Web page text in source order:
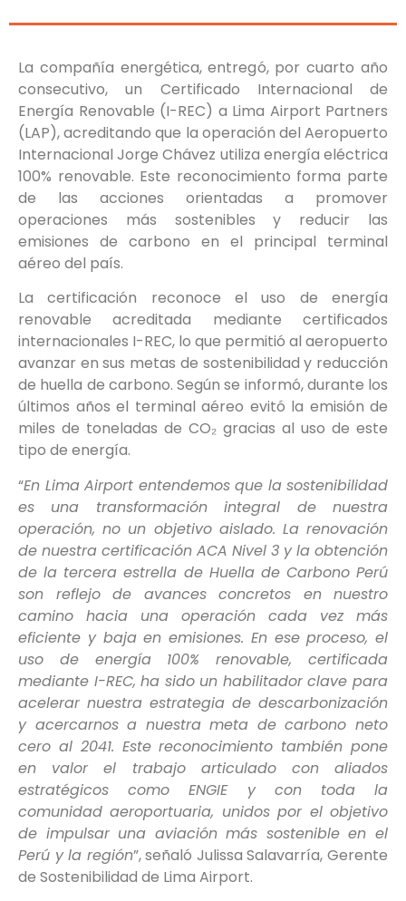
La compañía energética, entregó, por cuarto año
consecutivo, un Certificado Internacional de
Energía Renovable (I-REC) a Lima Airport Partners
(LAP), acreditando que la operación del Aeropuerto
Internacional Jorge Chávez utiliza energía eléctrica
100% renovable. Este reconocimiento forma parte
de las acciones orientadas a promover
operaciones más sostenibles y reducir las
emisiones de carbono en el principal terminal
aéreo del país.
La certificación reconoce el uso de energía
renovable acreditada mediante certificados
internacionales I-REC, lo que permitió al aeropuerto
avanzar en sus metas de sostenibilidad y reducción
de huella de carbono. Según se informó, durante los
últimos años el terminal aéreo evitó la emisión de
miles de toneladas de CO₂ gracias al uso de este
tipo de energía.
“En Lima Airport entendemos que la sostenibilidad
es una transformación integral de nuestra
operación, no un objetivo aislado. La renovación
de nuestra certificación ACA Nivel 3 y la obtención
de la tercera estrella de Huella de Carbono Perú
son reflejo de avances concretos en nuestro
camino hacia una operación cada vez más
eficiente y baja en emisiones. En ese proceso, el
uso de energía 100% renovable, certificada
mediante I-REC, ha sido un habilitador clave para
acelerar nuestra estrategia de descarbonización
y acercarnos a nuestra meta de carbono neto
cero al 2041. Este reconocimiento también pone
en valor el trabajo articulado con aliados
estratégicos como ENGIE y con toda la
comunidad aeroportuaria, unidos por el objetivo
de impulsar una aviación más sostenible en el
Perú y la región”, señaló Julissa Salavarría, Gerente
de Sostenibilidad de Lima Airport.